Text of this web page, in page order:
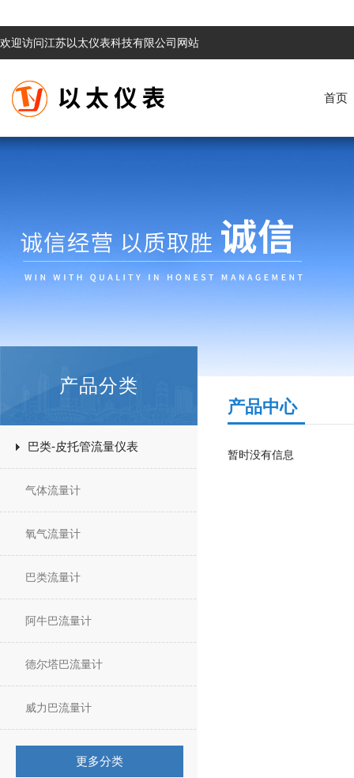
欢迎访问江苏以太仪表科技有限公司网站
首页
产品分类
巴类-皮托管流量仪表
气体流量计
氧气流量计
巴类流量计
阿牛巴流量计
德尔塔巴流量计
威力巴流量计
更多分类
产品中心
暂时没有信息